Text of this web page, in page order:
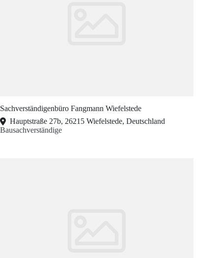
Sachverständigenbüro Fangmann Wiefelstede
Hauptstraße 27b, 26215 Wiefelstede, Deutschland
Bausachverständige